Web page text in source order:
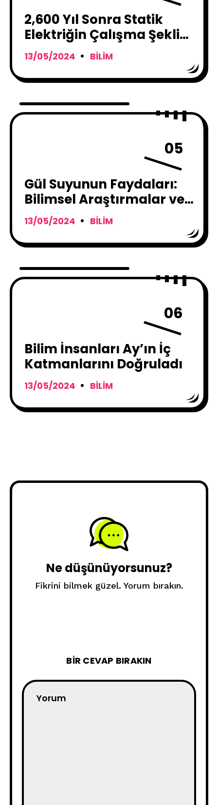
2,600 Yıl Sonra Statik
Elektriğin Çalışma Şekli
Nihayet Ortaya Çıktı !
13/05/2024 BILIM
05
Gül Suyunun Faydaları:
Bilimsel Araştırmalar ve
Kullanım Alanları
13/05/2024 BILIM
06
Bilim İnsanları Ay’ın İç
Katmanlarını Doğruladı
13/05/2024 BILIM
Ne düşünüyorsunuz?
Fikrini bilmek güzel. Yorum bırakın.
BIR CEVAP BIRAKIN